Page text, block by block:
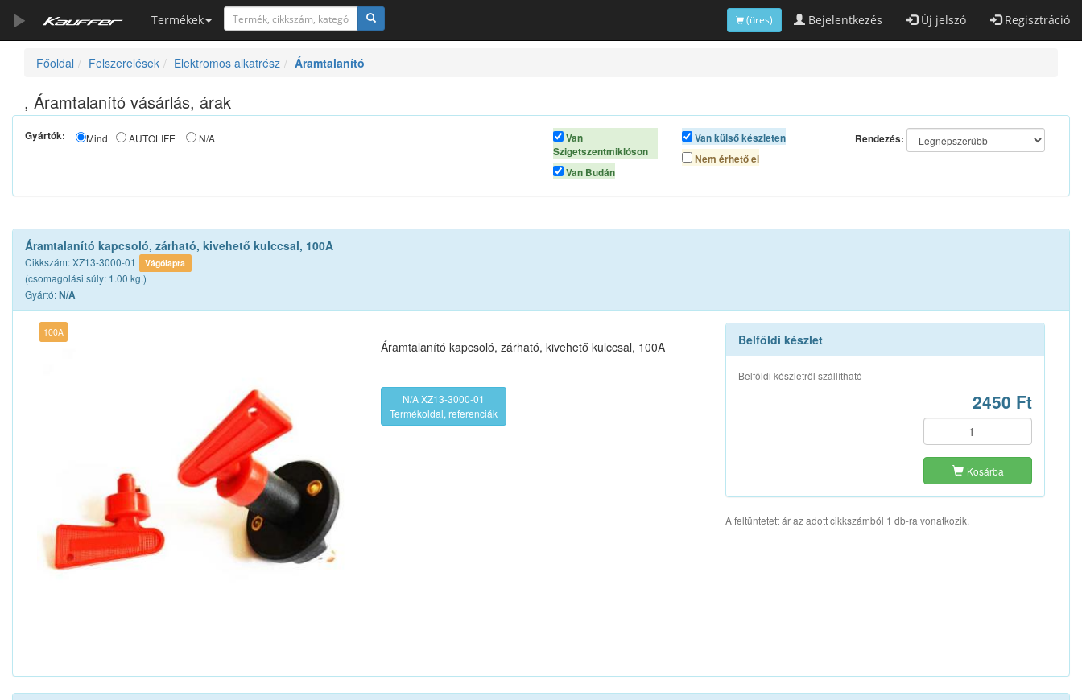
Termékek Bejelentkezés Új jelszó Regisztráció
(üres)
Szerszámkatalógus
Kosár
Főoldal Felszerelések Elektromos alkatrész Áramtalanító
, Áramtalanító vásárlás, árak
Gyártók: Mind AUTOLIFE N/A
Van
Szigetszentmiklóson
Van Budán
Van külső készleten
Nem érhető el
Rendezés:
Áramtalanító kapcsoló, zárható, kivehető kulccsal, 100A
Cikkszám: XZ13-3000-01 Vágólapra
(csomagolási súly: 1.00 kg.)
Gyártó:N/A
100A
Áramtalanító kapcsoló, zárható, kivehető kulccsal, 100A
N/A XZ13-3000-01
Termékoldal, referenciák
Belföldi készlet
Belföldi készletről szállítható
2450 Ft
Kosárba
A feltüntetett ár az adott cikkszámból 1 db-ra vonatkozik.